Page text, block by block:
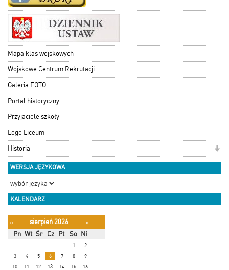
Mapa klas wojskowych
Wojskowe Centrum Rekrutacji
Galeria FOTO
Portal historyczny
Przyjaciele szkoły
Logo Liceum
Historia
WERSJA JĘZYKOWA
KALENDARZ
« sierpień 2026
»
Pn Wt Śr Cz Pt So Ni
1
2
3
4 5 6 7 8
9
10
11 12 13 14 15 16